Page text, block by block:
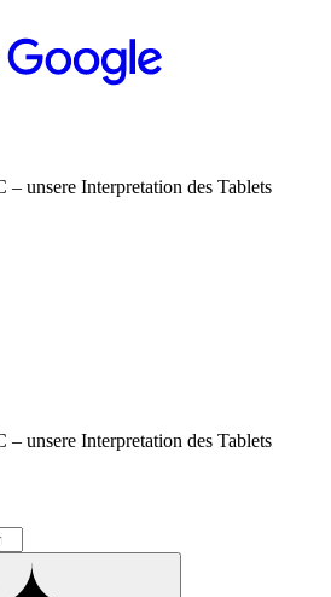
unsere Interpretation des Tablets
unsere Interpretation des Tablets